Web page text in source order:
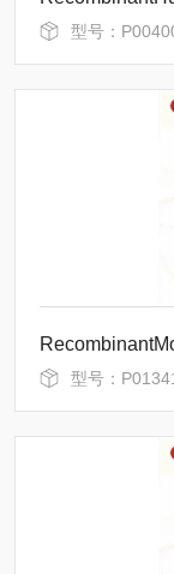
型号：
型号：